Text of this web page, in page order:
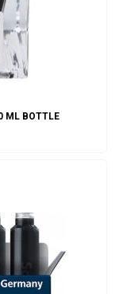
ML BOTTLE